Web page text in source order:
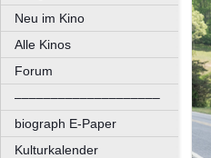
Neu im Kino
Alle Kinos
Forum
––––––––––––––––––––
biograph E-Paper
Kulturkalender